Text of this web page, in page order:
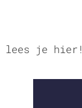
lees je hier!